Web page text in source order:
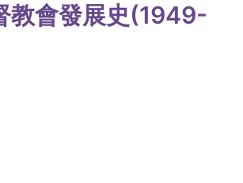
教會發展史(1949-